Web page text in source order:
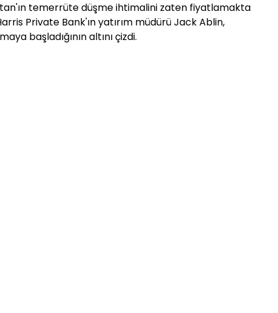
temerrüte düşme ihtimalini zaten fiyatlamakta
Private Bank'ın yatırım müdürü Jack Ablin,
başladığının altını çizdi.